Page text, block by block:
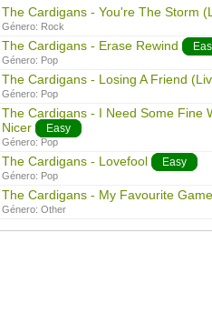
The Cardigans - You're The Storm
Género: Rock
The Cardigans - Erase Rewind
Género: Pop
The Cardigans - Losing A Friend
Género: Pop
The Cardigans - I Need Some Fine
Nicer
Easy
Género: Pop
The Cardigans - Lovefool Easy
Género: Pop
The Cardigans - My Favourite Game
Género: Other